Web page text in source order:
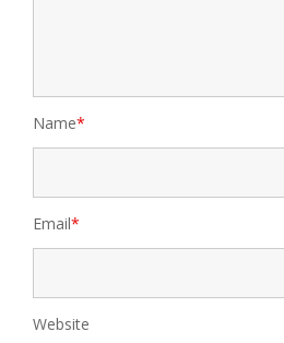
Name*
Email*
Website